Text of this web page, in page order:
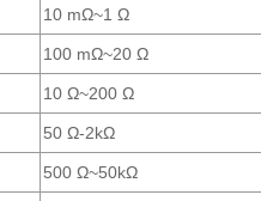
10 mΩ~1 Ω
100 mΩ~20 Ω
10 Ω~200 Ω
50 Ω-2kΩ
500 Ω~50kΩ